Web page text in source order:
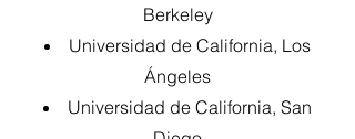
Berkeley
Universidad de California, Los
Ángeles
Universidad de California, San